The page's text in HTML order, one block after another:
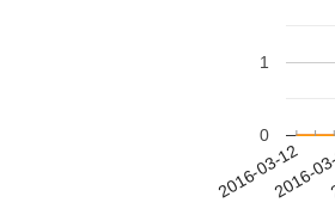
2016-03-12
2016-
0
1